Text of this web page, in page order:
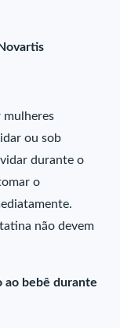
mulheres
ou sob
durante o
o
não devem
ao bebê durante